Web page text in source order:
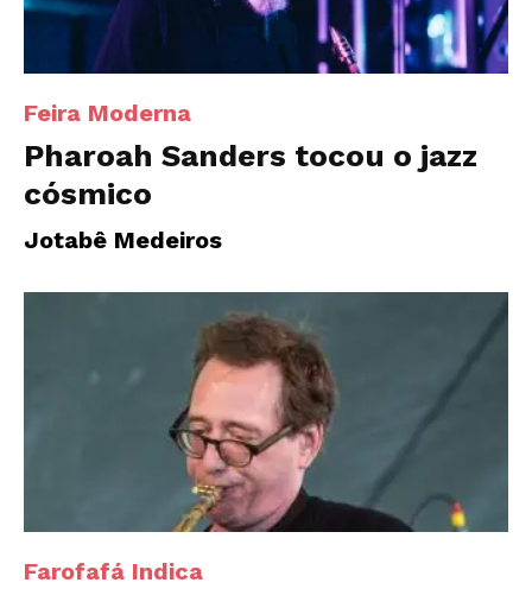
Feira Moderna
Pharoah Sanders tocou o jazz
cósmico
Jotabê Medeiros
Farofafá Indica